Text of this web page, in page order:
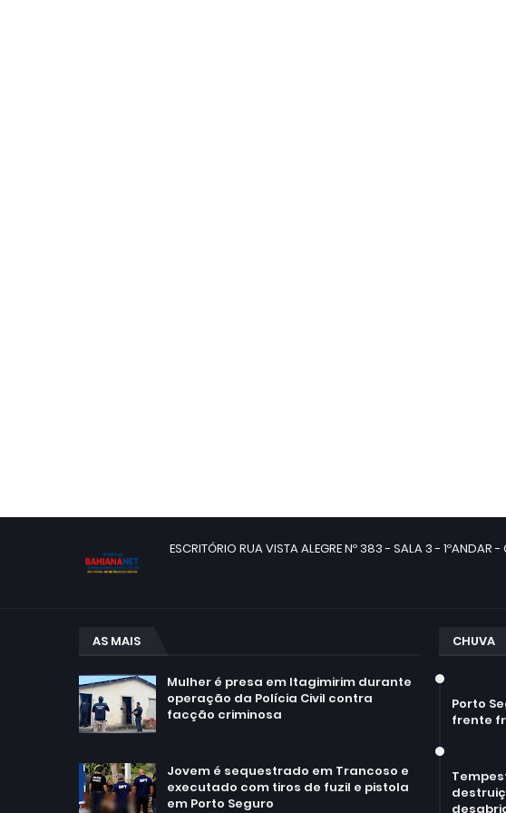
ESCRITÓRIO RUA VISTA ALEGRE Nº 383 - SALA 3 - 1ºANDAR
AS MAIS
Mulher é presa em Itagimirim durante
operação da Polícia Civil contra
facção criminosa
Jovem é sequestrado em Trancoso e
executado com tiros de fuzil e pistola
em Porto Seguro
CHUVA
Porto
frente